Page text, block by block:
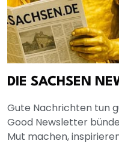
DIE SACHSEN
Gute Nachrichten tun
Good Newsletter
Mut machen,